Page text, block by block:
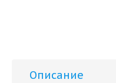
Описание